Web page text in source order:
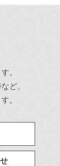
。
ど、
。